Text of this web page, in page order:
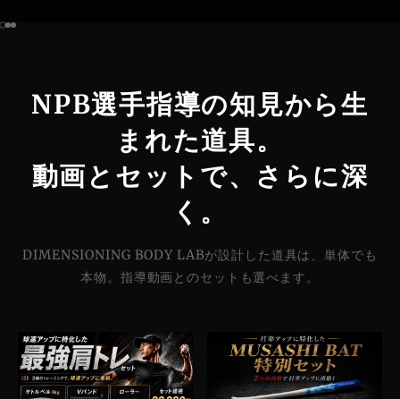
I18n Error: Missing interpolation value "page" for "項目に移動する
I18n Error: Missing interpolation value "page" for "項目に移動する
I18n Error: Missing interpolation value "page" for "項目に移動す
NPB選手指導の知見から生
まれた道具。
動画とセットで、さらに深
く。
DIMENSIONING BODY LABが設計した道具は、単体でも
本物。指導動画とのセットも選べます。